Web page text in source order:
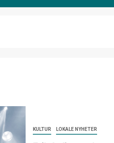
KULTUR LOKALE NYHETER